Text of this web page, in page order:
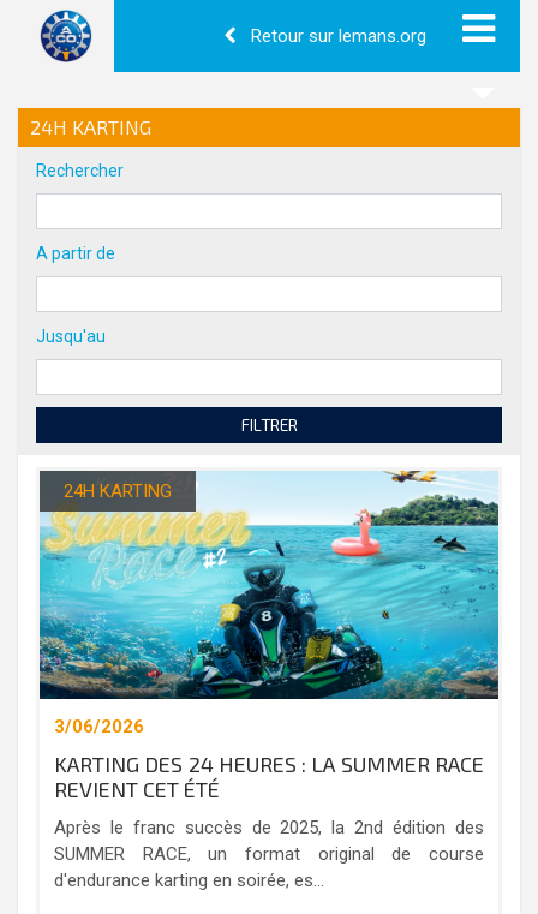
Retour sur lemans.org
24H KARTING
Rechercher
A partir de
Jusqu'au
FILTRER
24H KARTING
3/06/2026
KARTING DES 24 HEURES : LA SUMMER RACE
REVIENT CET ÉTÉ
Après le franc succès de 2025, la 2nd édition des
SUMMER RACE, un format original de course
d'endurance karting en soirée, es...